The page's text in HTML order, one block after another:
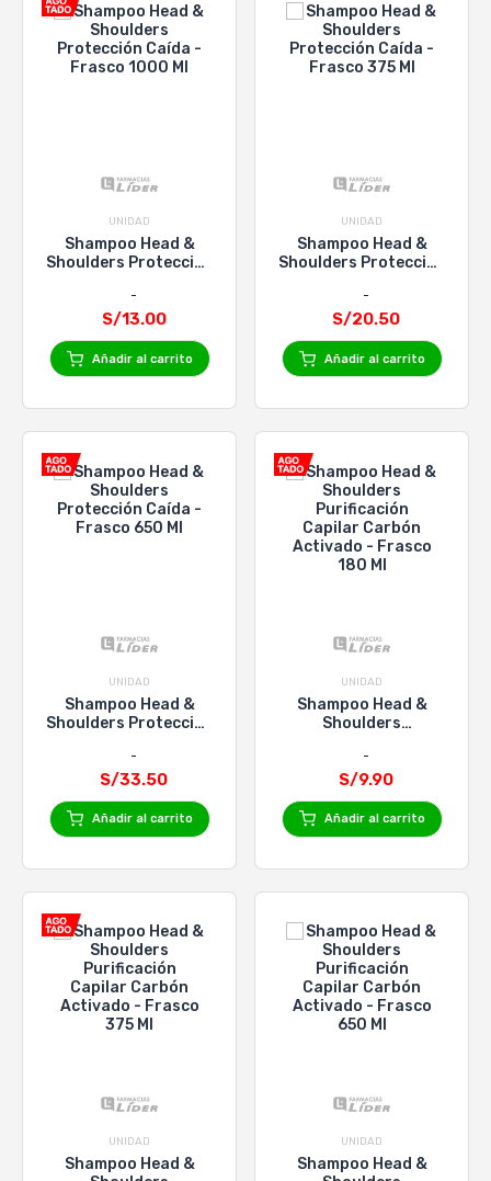
UNIDAD
Shampoo Head &
Shoulders Protección
Ml
S/13.00
Añadir al carrito
UNIDAD
Shampoo Head &
Shoulders Protección
S/20.50
Añadir al carrito
UNIDAD
Shampoo Head &
Shoulders Protección
S/33.50
Añadir al carrito
UNIDAD
Shampoo Head &
Shoulders
Carbón Activado -
Frasco 180 Ml
S/9.90
Añadir al carrito
UNIDAD
Shampoo Head &
UNIDAD
Shampoo Head &